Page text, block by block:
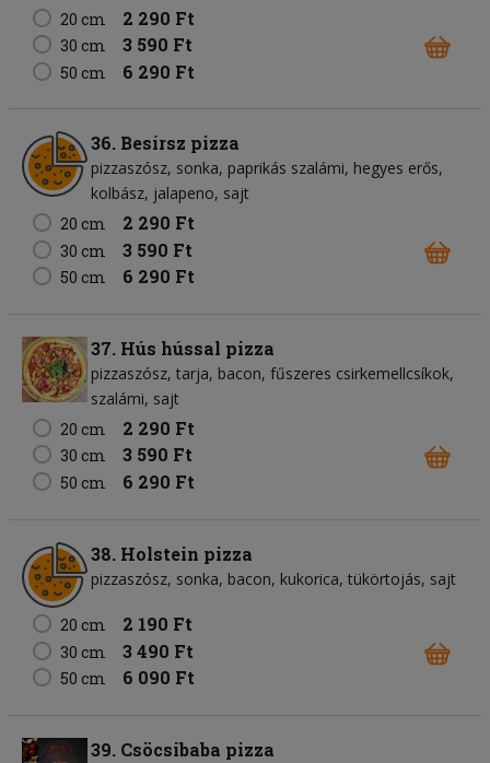
20 cm
2 290 Ft
30 cm 3 590 Ft
50 cm 6 290 Ft
36. Besírsz pizza
pizzaszósz sonka paprikás szalámi hegyes erős
kolbász jalapeno sajt
20 cm
2 290 Ft
30 cm 3 590 Ft
50 cm 6 290 Ft
37. Hús hússal pizza
pizzaszósz tarja bacon fűszeres csirkemellcsíkok
szalámi sajt
20 cm
2 290 Ft
30 cm 3 590 Ft
50 cm 6 290 Ft
38. Holstein pizza
pizzaszósz sonka bacon kukorica tükörtojás sajt
20 cm 2 190 Ft
30 cm 3 490 Ft
50 cm 6 090 Ft
39. Csöcsibaba pizza